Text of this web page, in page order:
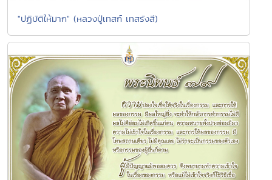
"ปฏิบัติให้มาก" (หลวงปู่เทสก์ เทสรังสี)